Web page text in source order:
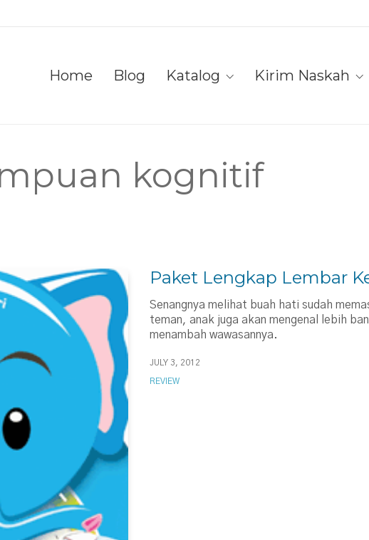
Home Blog Katalog Kirim Naskah
kognitif
Paket Lengkap Lembar
Senangnya melihat buah hati sudah
teman, anak juga akan mengenal lebih
menambah wawasannya.
JULY 3, 2012
REVIEW